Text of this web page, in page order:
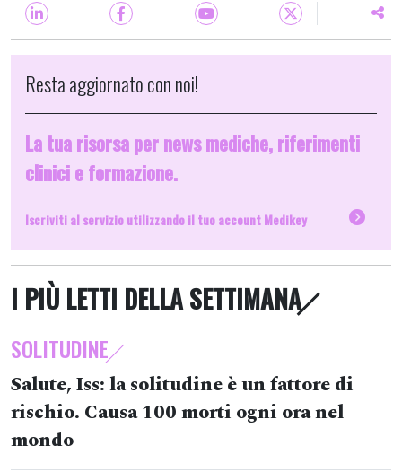
Resta aggiornato con noi!
La tua risorsa per news mediche, riferimenti
clinici e formazione.
Iscriviti al servizio utilizzando il tuo account Medikey
I PIÙ LETTI DELLA SETTIMANA
SOLITUDINE
Salute, Iss: la solitudine è un fattore di
rischio. Causa 100 morti ogni ora nel
mondo